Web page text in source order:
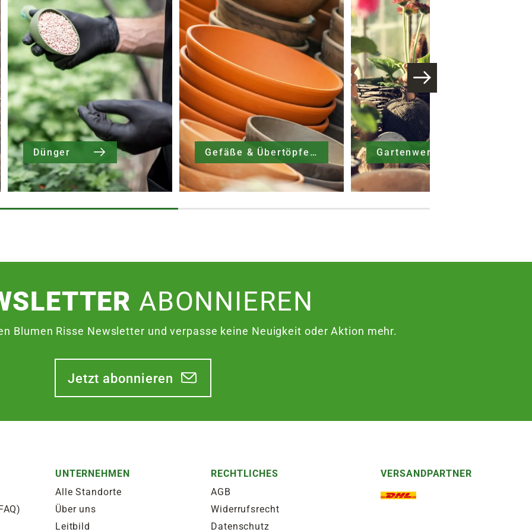
Dünger Gefäße & Übertöpfe
ABONNIEREN
Blumen Risse Newsletter und verpasse keine Neuigkeit oder Aktion mehr.
Jetzt abonnieren
UNTERNEHMEN
Alle Standorte
Über uns
Leitbild
RECHTLICHES
AGB
Widerrufsrecht
Datenschutz
VERSANDPARTNER